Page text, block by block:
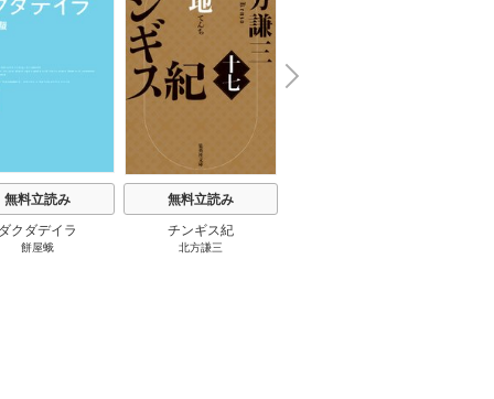
無料立読み
ダクダデイラ
餅屋蛾
無料立読み
チンギス紀
北方謙三
N
x